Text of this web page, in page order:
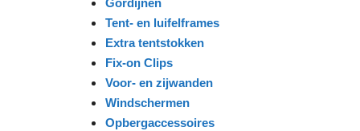
Gordijnen
Tent- en luifelframes
Extra tentstokken
Fix-on Clips
Voor- en zijwanden
Windschermen
Opbergaccessoires